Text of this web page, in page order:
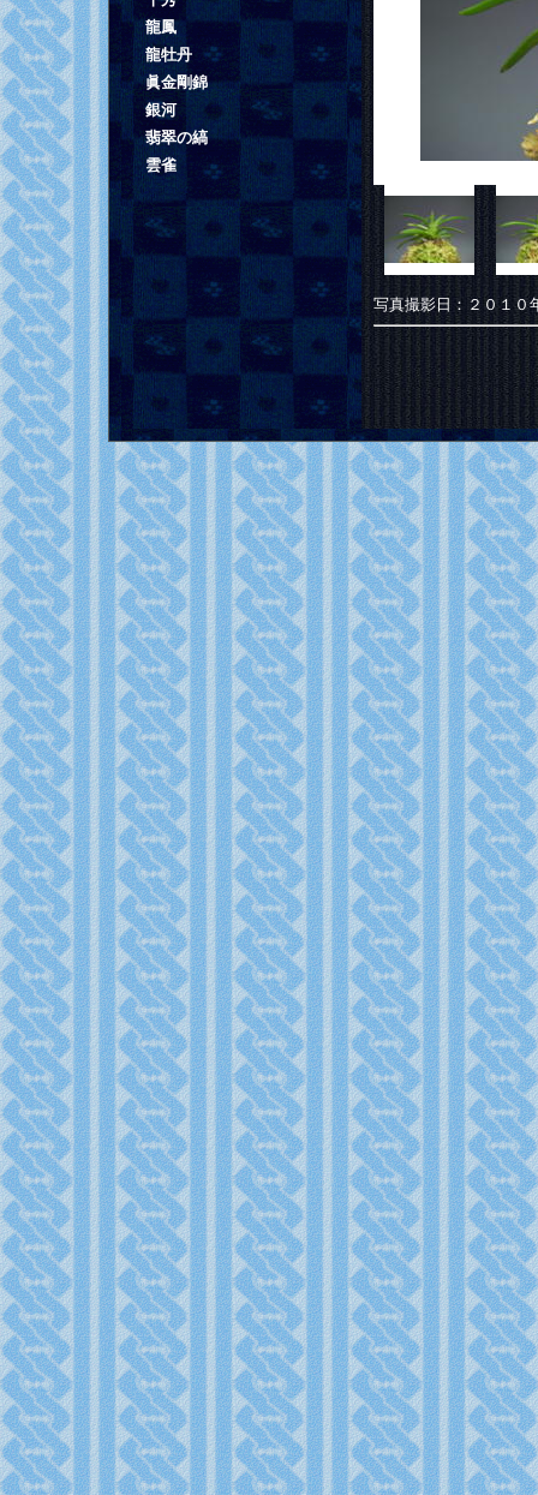
龍鳳
龍牡丹
眞金剛錦
銀河
翡翠の縞
雲雀
写真撮影日：２０１０